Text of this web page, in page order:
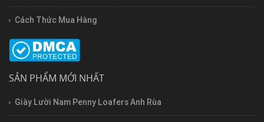
Cách Thức Mua Hàng
SẢN PHẨM MỚI NHẤT
Giày Lười Nam Penny Loafers Anh Rùa